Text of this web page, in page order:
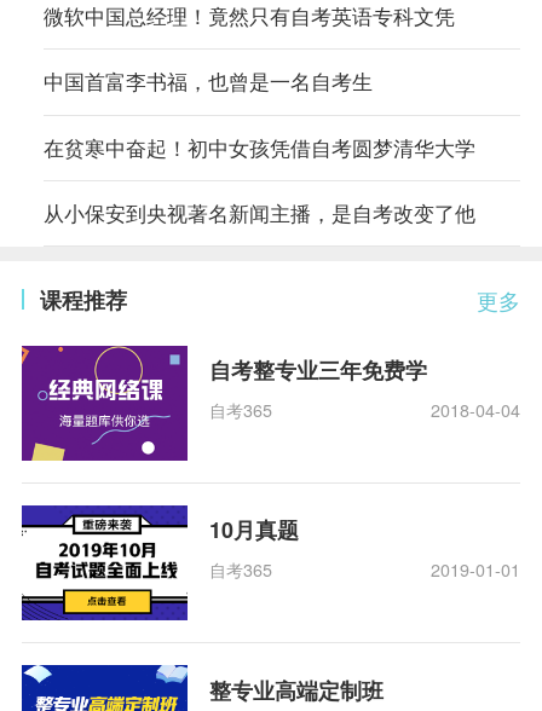
微软中国总经理！竟然只有自考英语专科文凭
中国首富李书福，也曾是一名自考生
在贫寒中奋起！初中女孩凭借自考圆梦清华大学
从小保安到央视著名新闻主播，是自考改变了他
更多
课程推荐
自考整专业三年免费学
自考365 2018-04-04
10月真题
自考365 2019-01-01
整专业高端定制班